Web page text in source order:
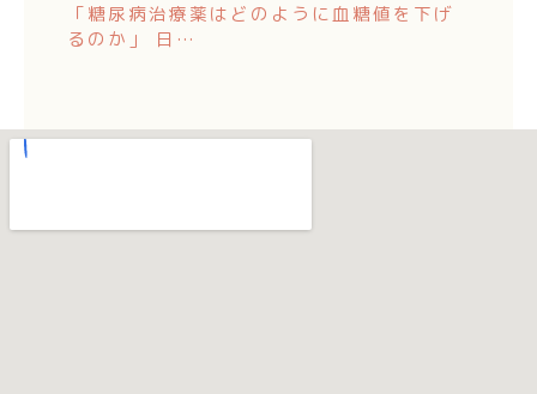
「糖尿病治療薬はどのように血糖値を下げ
るのか」 日…